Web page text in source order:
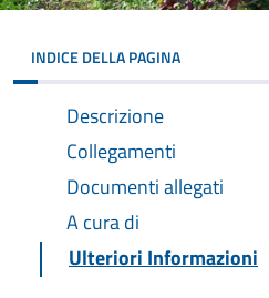
INDICE DELLA PAGINA
Descrizione
Collegamenti
Documenti allegati
A cura di
Ulteriori Informazioni